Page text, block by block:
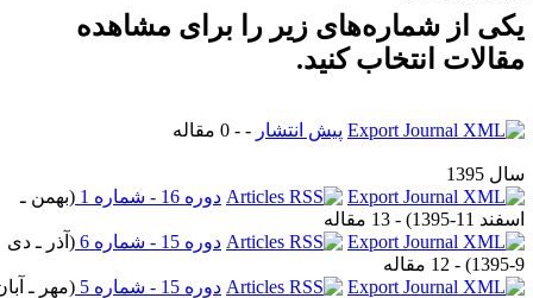
از شماره‌های زیر را برای مشاهده
انتخاب کنید.
پیش انتشار- - 0 مقاله
1395
دوره 16 - شماره 1
(بهمن ـ
11-1395
) - 13 مقاله
دوره 15 - شماره 6
(آذر ـ دی
) - 12 مقاله
دوره 15 - شماره 5
(مهر ـ آبان